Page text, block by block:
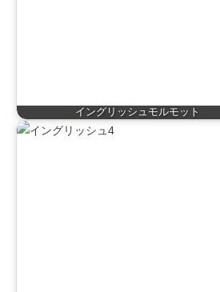
イングリッシュモルモット